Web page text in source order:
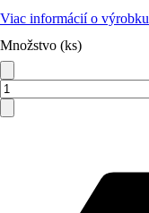
Viac informácií o výrobku
Množstvo (ks)